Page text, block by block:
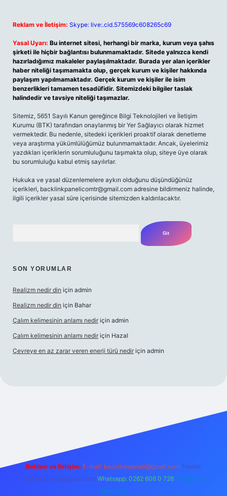
Reklam ve İletişim: Skype: live:.cid.575569c608265c69
Yasal Uyarı: Bu internet sitesi, herhangi bir marka, kurum veya şahıs
şirketi ile hiçbir bağlantısı bulunmamaktadır. Sitede yalnızca kendi
hazırladığımız makaleler paylaşılmaktadır. Burada yer alan içerikler
haber niteliği taşımamakta olup, gerçek kurum ve kişiler hakkında
paylaşım yapılmamaktadır. Gerçek kurum ve kişiler ile isim
benzerlikleri tamamen tesadüfidir. Sitemizdeki bilgiler taslak
halindedir ve tavsiye niteliği taşımazlar.
Sitemiz, 5651 Sayılı Kanun gereğince Bilgi Teknolojileri ve İletişim
Kurumu (BTK) tarafından onaylanmış bir Yer Sağlayıcı olarak hizmet
vermektedir. Bu nedenle, sitedeki içerikleri proaktif olarak denetleme
veya araştırma yükümlülüğümüz bulunmamaktadır. Ancak, üyelerimiz
yazdıkları içeriklerin sorumluluğunu taşımakta olup, siteye üye olarak
bu sorumluluğu kabul etmiş sayılırlar.
Hukuka ve yasal düzenlemelere aykırı olduğunu düşündüğünüz
içerikleri, backlinkpanelicomtr@gmail.com adresine bildirmeniz halinde,
ilgili içerikler yasal süre içerisinde sitemizden kaldırılacaktır.
SON YORUMLAR
Realizm nedir din için admin
Realizm nedir din için Bahar
Çalım kelimesinin anlamı nedir için admin
Çalım kelimesinin anlamı nedir için Hazal
Çevreye en az zarar veren enerji türü nedir için admin
Reklam ve İletişim: E-mail: backlinkpaneli@gmail.com Teams:
forumhizmeti@gmail.com Whatsapp: 0262 606 0 726 Telegram:
@karabul